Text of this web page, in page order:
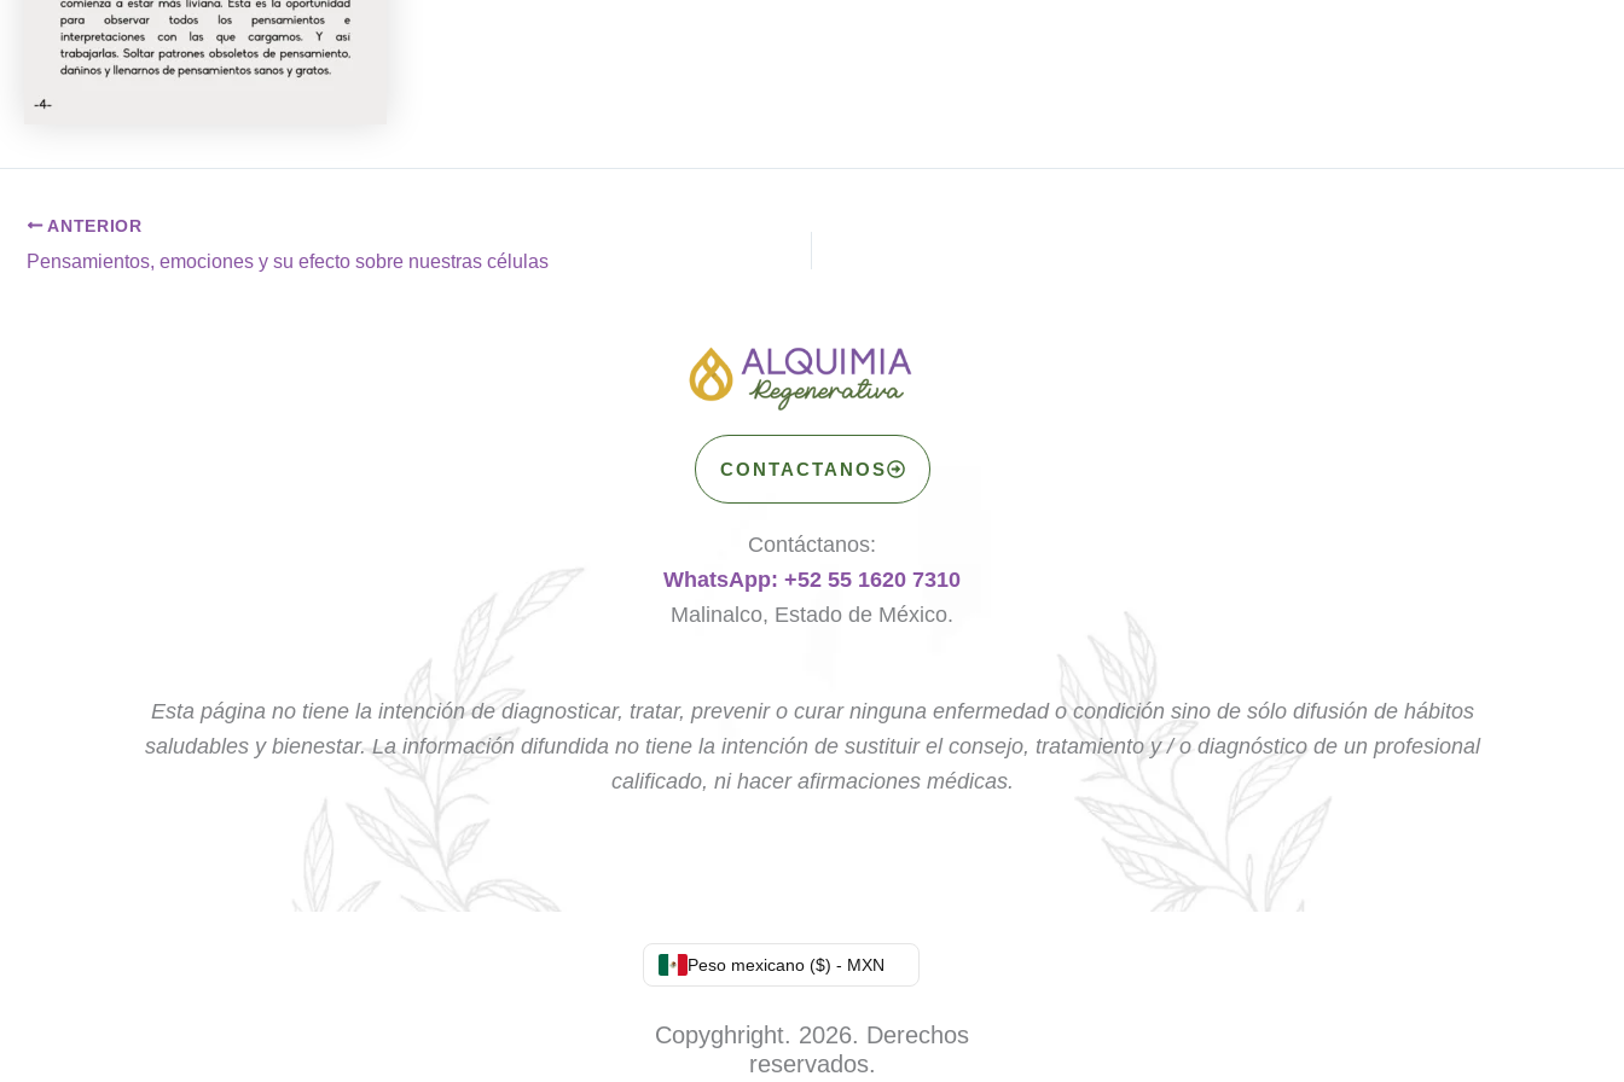
ANTERIOR
Pensamientos, emociones y su efecto sobre nuestras células
CONTACTANOS
Contáctanos:
WhatsApp: +52 55 1620 7310
Malinalco, Estado de México.
Esta página no tiene la intención de diagnosticar, tratar, prevenir o curar ninguna enfermedad o condición sino de sólo difusión de hábitos
saludables y bienestar. La información difundida no tiene la intención de sustituir el consejo, tratamiento y / o diagnóstico de un profesional
calificado, ni hacer afirmaciones médicas.
Peso mexicano ($) - MXN
Copyghright. 2026. Derechos
reservados.